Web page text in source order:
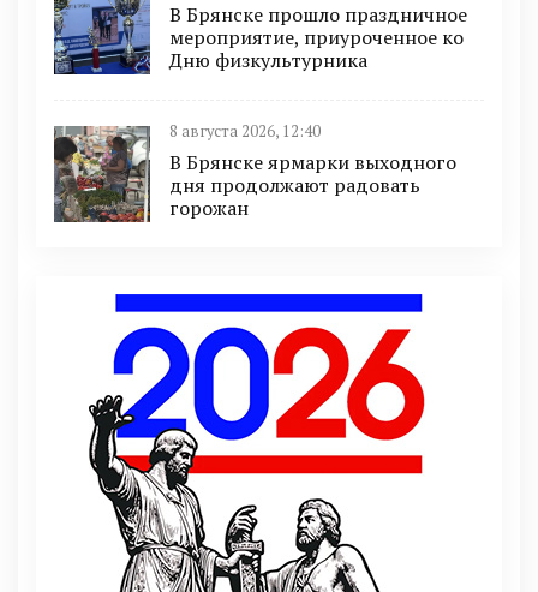
В Брянске прошло праздничное
мероприятие, приуроченное ко
Дню физкультурника
8 августа 2026, 12:40
В Брянске ярмарки выходного
дня продолжают радовать
горожан